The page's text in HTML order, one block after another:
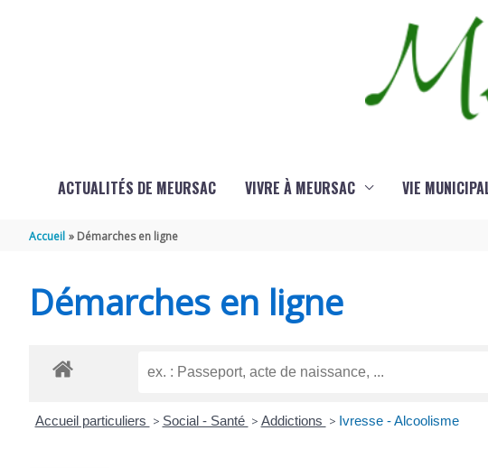
ACTUALITÉS DE MEURSAC VIVRE À MEURSAC VIE
Accueil Démarches en ligne
Démarches en ligne
Accueil particuliers > Social - Santé > Addictions > Ivresse - Alcoolisme